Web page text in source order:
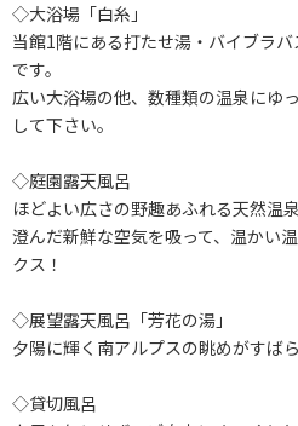
◇大浴場「白糸」
当館1階にある打たせ湯・バイブラ
です。
広い大浴場の他、数種類の温泉にゆ
して下さい。
◇庭園露天風呂
ほどよい広さの野趣あふれる天然温
澄んだ新鮮な空気を吸って、温かい
クス！
◇展望露天風呂「芳花の湯」
夕陽に輝く南アルプスの眺めがすば
◇貸切風呂